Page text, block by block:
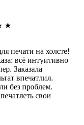
★
печати на холсте!
всё интуитивно
Заказала
впечатлил.
без проблем.
свои